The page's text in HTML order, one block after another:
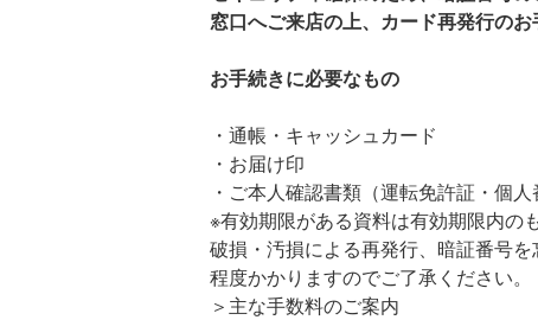
窓口へご来店の上、カード再発行のお
お手続きに必要なもの
・通帳・キャッシュカード
・お届け印
・ご本人確認書類（運転免許証・個
※有効期限がある資料は有効期限内の
破損・汚損による再発行、暗証番号
程度かかりますのでご了承ください。
＞主な手数料のご案内